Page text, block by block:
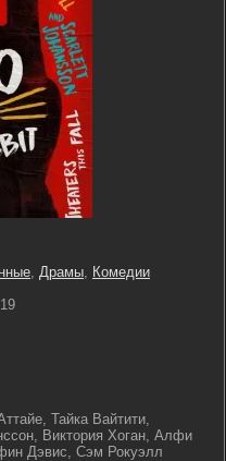
, Драмы, Комедии
Тайка Вайтити,
Виктория Хоган, Алфи
Дэвис, Сэм Рокуэлл